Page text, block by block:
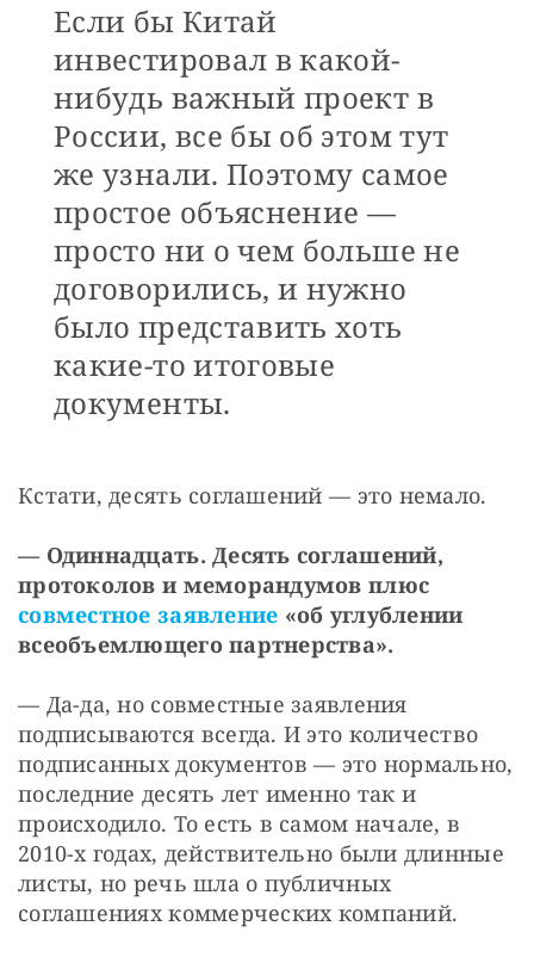
Если бы Китай
инвестировал в какой-
нибудь важный проект в
России, все бы об этом тут
же узнали. Поэтому самое
простое объяснение —
просто ни о чем больше не
договорились, и нужно
было представить хоть
какие-то итоговые
документы.
Кстати, десять соглашений — это немало.
— Одиннадцать. Десять соглашений,
совместное заявление «об углублении
всеобъемлющего партнерства».
— Да-да, но совместные заявления
подписываются всегда. И это количество
подписанных документов — это нормально,
последние десять лет именно так и
происходило. То есть в самом начале, в
2010-х годах, действительно были длинные
листы, но речь шла о публичных
соглашениях коммерческих компаний.